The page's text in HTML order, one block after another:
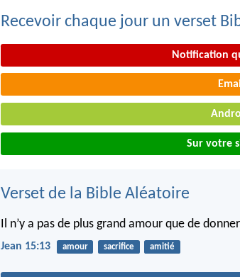
Recevoir chaque jour un verset
Notification
Sur votre
Verset de la Bible Aléatoire
Il n’y a pas de plus grand amour que de
Jean 15:13 amour sacrifice amitié